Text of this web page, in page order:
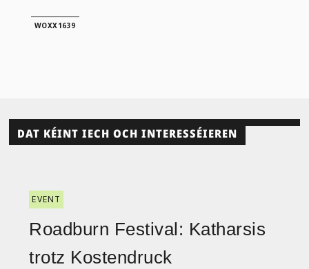
WOXX1639
DAT KÉINT IECH OCH INTERESSÉIEREN
EVENT
Roadburn Festival: Katharsis
trotz Kostendruck